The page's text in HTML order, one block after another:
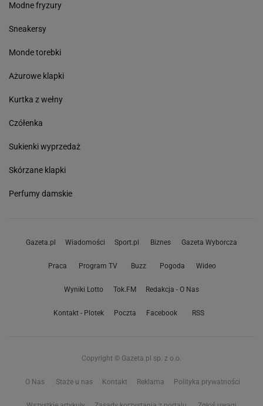
Modne fryzury
Sneakersy
Monde torebki
Ażurowe klapki
Kurtka z wełny
Czółenka
Sukienki wyprzedaż
Skórzane klapki
Perfumy damskie
Gazeta.pl Wiadomości Sport.pl Biznes Gazeta Wyborcza
Praca Program TV Buzz Pogoda Wideo
Wyniki Lotto Tok.FM Redakcja - O Nas
Kontakt - Plotek Poczta Facebook RSS
Copyright © Gazeta.pl sp. z o.o.
O Nas Staże u nas Kontakt Reklama Polityka prywatności